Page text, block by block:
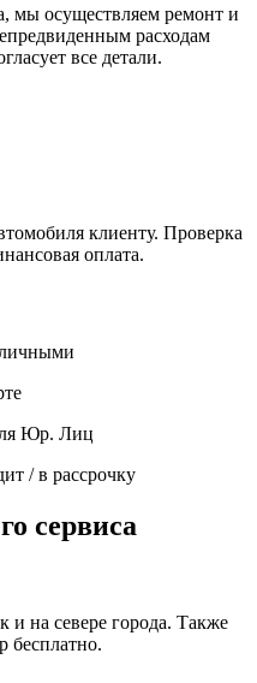
мы осуществляем ремонт и
расходам
все детали.
клиенту. Проверка
оплата.
Юр. Лиц
/ в рассрочку
сервиса
и на севере города. Также
бесплатно.